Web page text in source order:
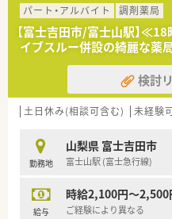
パート・アルバイト
調剤薬局
【富士吉田市/富士山駅】
イブスルー併設の綺麗な薬
検討
土日休み(相談可含む) 未経験
勤務地
山梨県 富士吉田市
富士山駅 (富士急行線)
給与
時給2,100円～2,500
ご経験により異なる